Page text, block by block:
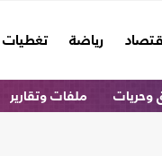
اقتصاد رياضة تغطيات
وحريات ملفات وتقارير